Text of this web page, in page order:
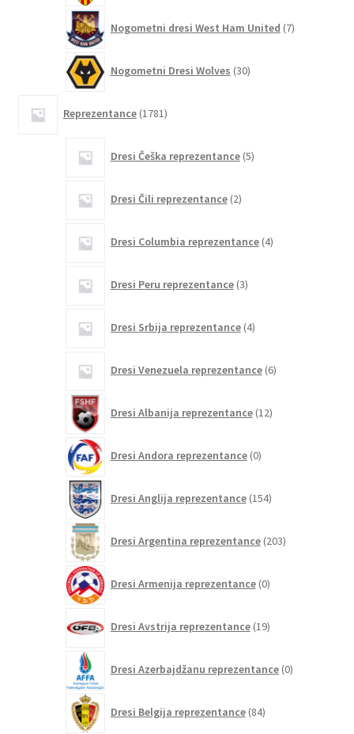
Nogometni dresi West Ham United 7izdelkov
Nogometni Dresi Wolves 30izdelkov
Reprezentance 1781izdelkov
Dresi Češka reprezentance 5izdelkov
Dresi Čili reprezentance 2izdelka
Dresi Columbia reprezentance 4izdelki
Dresi Peru reprezentance 3izdelki
Dresi Srbija reprezentance 4izdelki
Dresi Venezuela reprezentance 6izdelkov
Dresi Albanija reprezentance 12izdelkov
Dresi Andora reprezentance 0izdelkov
Dresi Anglija reprezentance 154izdelkov
Dresi Argentina reprezentance 203izdelki
Dresi Armenija reprezentance 0izdelkov
Dresi Avstrija reprezentance 19izdelkov
Dresi Azerbajdžanu reprezentance 0izdelkov
Dresi Belgija reprezentance 84izdelkov